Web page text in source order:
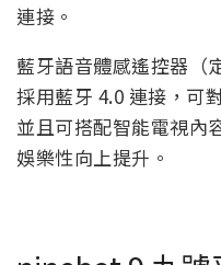
連接。
藍牙語音體感遙控器（
採用藍牙 4.0 連接，可
並且可搭配智能電視內
娛樂性向上提升。